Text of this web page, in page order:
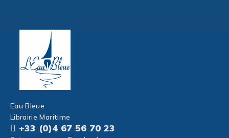
Eau Bleue
Librairie Maritime
+33 (0)4 67 56 70 23